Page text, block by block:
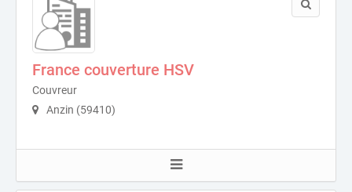
France couverture HSV
Couvreur
Anzin (59410)